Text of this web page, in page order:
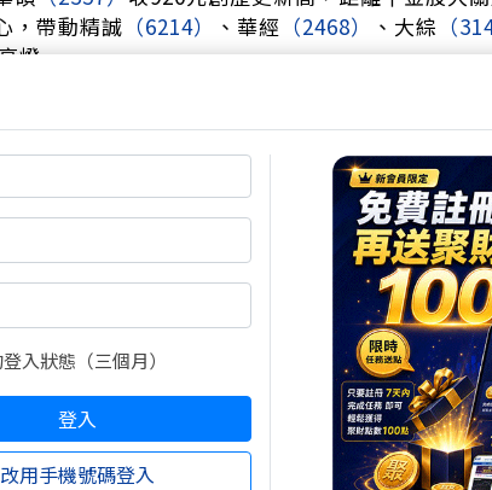
，帶動精誠 （6214） 、華經 （2468） 、大綜 （
燈。
入狀態（三個月）
登入
改用手機號碼登入